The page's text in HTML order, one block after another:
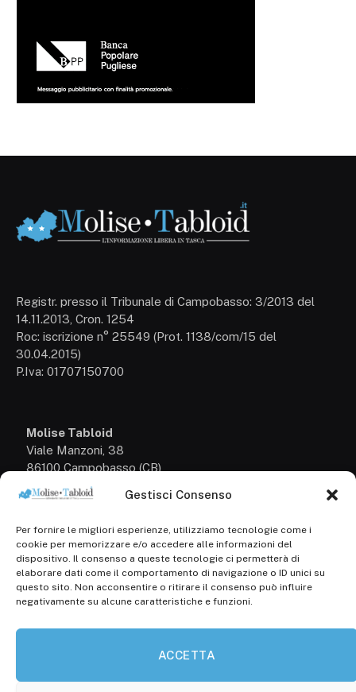
Gestisci Consenso
Per fornire le migliori esperienze, utilizziamo tecnologie come i
cookie per memorizzare e/o accedere alle informazioni del
dispositivo. Il consenso a queste tecnologie ci permetterà di
elaborare dati come il comportamento di navigazione o ID unici su
questo sito. Non acconsentire o ritirare il consenso può influire
negativamente su alcune caratteristiche e funzioni.
ACCETTA
Registr. presso il Tribunale di Campobasso: 3/2013 del
14.11.2013, Cron. 1254
Roc: iscrizione n° 25549 (Prot. 1138/com/15 del
30.04.2015)
P.Iva: 01707150700
Molise Tabloid
Viale Manzoni, 38
86100 Campobasso (CB)
+39 3333169466
Scrivici a:
info@molisetabloid.it
commerciale@molisetabloid.it
Disclaimer